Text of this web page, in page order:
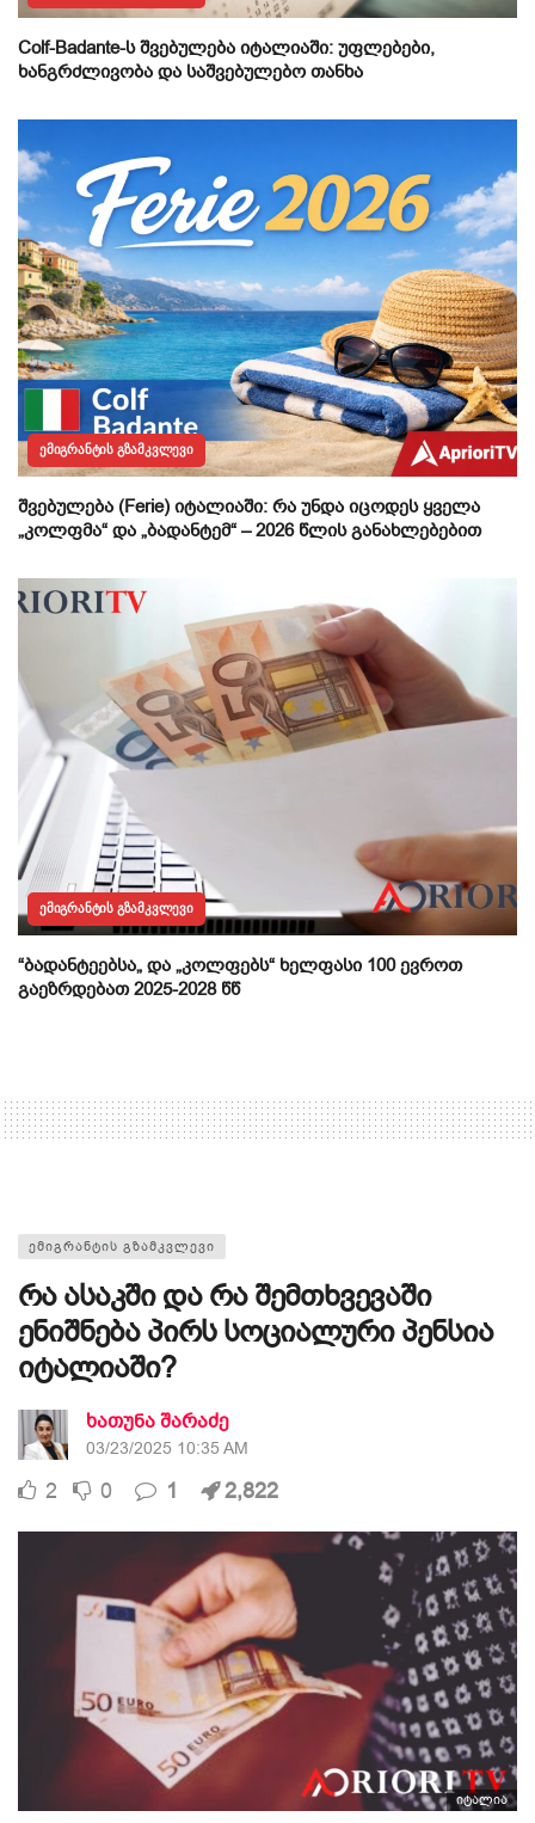
Colf-Badante-ს შვებულება იტალიაში: უფლებები,
ხანგრძლივობა და საშვებულებო თანხა
ᲔᲛᲘᲒᲠᲐᲜᲢᲘᲡ ᲒᲖᲐᲛᲙᲕᲚᲔᲕᲘ
შვებულება (Ferie) იტალიაში: რა უნდა იცოდეს ყველა
„კოლფმა“ და „ბადანტემ“ – 2026 წლის განახლებებით
ᲔᲛᲘᲒᲠᲐᲜᲢᲘᲡ ᲒᲖᲐᲛᲙᲕᲚᲔᲕᲘ
“ბადანტეებსა„ და „კოლფებს“ ხელფასი 100 ევროთ
გაეზრდებათ 2025-2028 წწ
ᲔᲛᲘᲒᲠᲐᲜᲢᲘᲡ ᲒᲖᲐᲛᲙᲕᲚᲔᲕᲘ
რა ასაკში და რა შემთხვევაში
ენიშნება პირს სოციალური პენსია
იტალიაში?
ხათუნა შარაძე
03/23/2025 10:35 AM
2 0 1 2,822
იტალია